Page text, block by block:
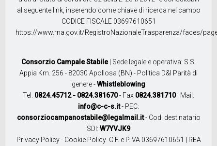
al seguente link, inserendo come chiave di ricerca nel campo
CODICE FISCALE 03697610651
https://www.rna.gov.it/RegistroNazionaleTrasparenza/faces/
Consorzio Campale Stabile| Sede legale e operativa: S.S.
Appia Km. 256 - 82030 Apollosa (BN) - Politica D&I Parità di
genere-Whistleblowing
Tel. 0824.45712 - 0824.381670- Fax 0824.381710| Mail:
info@c-c-s.it- PEC:
consorziocampanostabile@legalmail.it- Cod. destinatario
SDI: W7YVJK9
Privacy Policy- Cookie PolicyC.F. e P.IVA 03697610651 | REA